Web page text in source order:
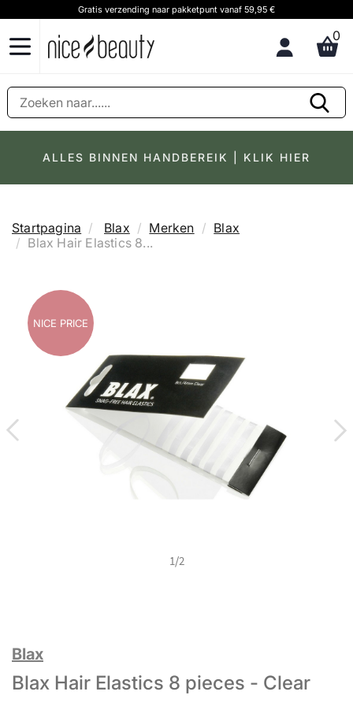
Gratis verzending naar pakketpunt vanaf 59,95 €
0
ALLES BINNEN HANDBEREIK | KLIK HIER
Startpagina Blax Merken
Blax
Blax Hair Elastics 8...
NICE PRICE
NICE PRICE
1/2
Blax
Blax Hair Elastics 8 pieces - Clear